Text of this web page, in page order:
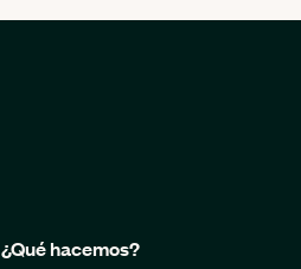
¿Qué hacemos?